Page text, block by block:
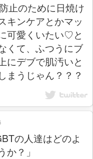
止のために日焼け
キンケアとかマッ
可愛くいたい♡と
くて、ふつうにブ
にデブで肌汚いと
まうじゃん？？？
の人達はどのよ
？」